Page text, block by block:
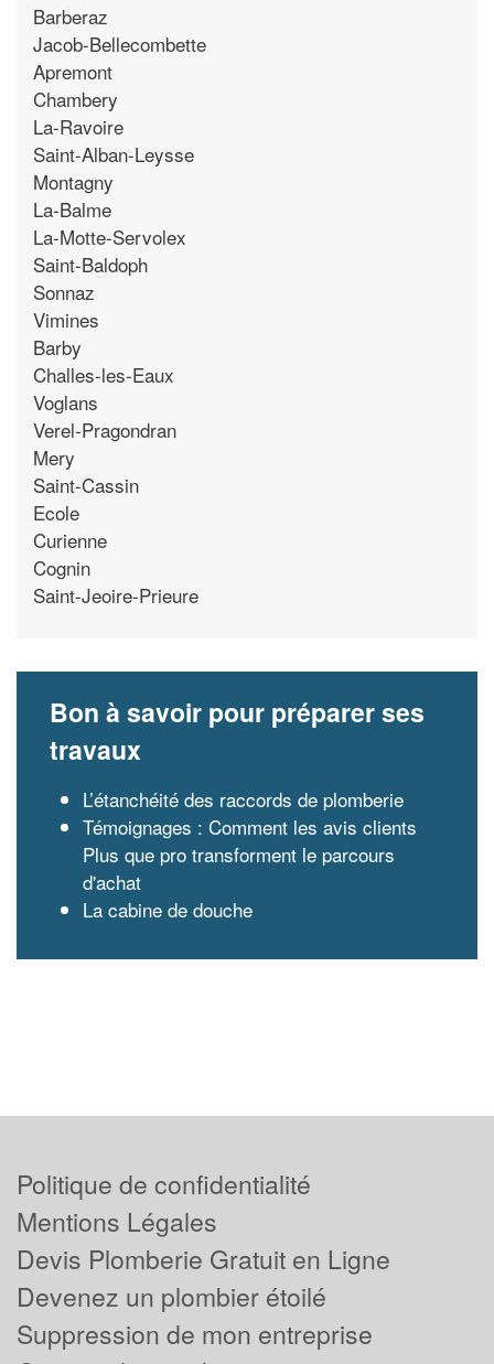
Barberaz
Jacob-Bellecombette
Apremont
Chambery
La-Ravoire
Saint-Alban-Leysse
Montagny
La-Balme
La-Motte-Servolex
Saint-Baldoph
Sonnaz
Vimines
Barby
Challes-les-Eaux
Voglans
Verel-Pragondran
Mery
Saint-Cassin
Ecole
Curienne
Cognin
Saint-Jeoire-Prieure
Bon à savoir pour préparer ses
travaux
L’étanchéité des raccords de plomberie
Témoignages : Comment les avis clients
Plus que pro transforment le parcours
d'achat
La cabine de douche
Politique de confidentialité
Mentions Légales
Devis Plomberie Gratuit en Ligne
Devenez un plombier étoilé
Suppression de mon entreprise